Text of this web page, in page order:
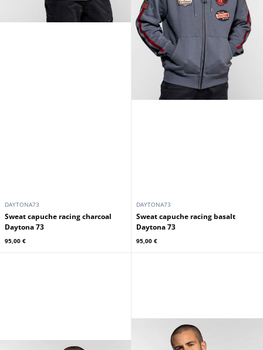
DAYTONA73
Sweat capuche racing charcoal
Daytona 73
95,00 €
DAYTONA73
Sweat capuche racing basalt
Daytona 73
95,00 €